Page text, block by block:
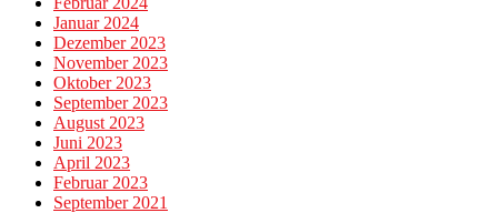
Januar 2024
Dezember 2023
November 2023
Oktober 2023
September 2023
August 2023
Juni 2023
April 2023
Februar 2023
September 2021